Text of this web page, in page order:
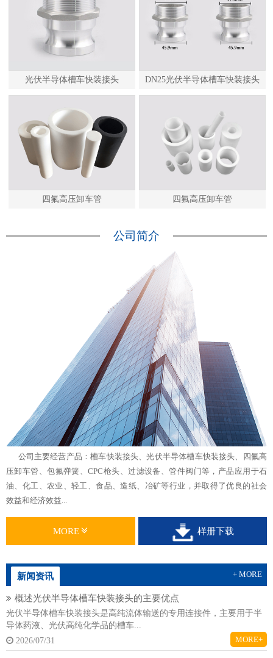
光伏半导体槽车快装接头 DN25光伏半导体槽车快装接头
四氟高压卸车管 四氟高压卸车管
公司简介
公司主要经营产品：槽车快装接头、光伏半导体槽车快装接头、四氟高
压卸车管、包氟弹簧、CPC枪头、过滤设备、管件阀门等，产品应用于石
油、化工、农业、轻工、食品、造纸、冶矿等行业，并取得了优良的社会
效益和经济效益...
MORE 样册下载
新闻资讯 + MORE
概述光伏半导体槽车快装接头的主要优点
光伏半导体槽车快装接头是高纯流体输送的专用连接件，主要用于半
导体药液、光伏高纯化学品的槽车...
2026/07/31
MORE+